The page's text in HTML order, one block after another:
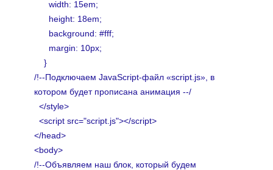
width: 15em;
height: 18em;
background: #fff;
margin: 10px;
}
/!--Подключаем JavaScript-файл «script.js», в
котором будет прописана анимация --/
</style>
<script src="script.js"></script>
</head>
<body>
/!--Объявляем наш блок, который будем